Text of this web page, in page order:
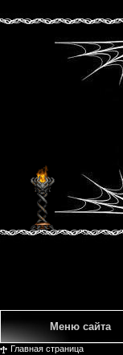
Меню сайта
Главная страница